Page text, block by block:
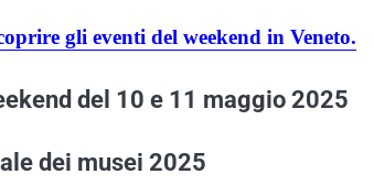
gli eventi del weekend in Veneto.
del 10 e 11 maggio 2025
dei musei 2025